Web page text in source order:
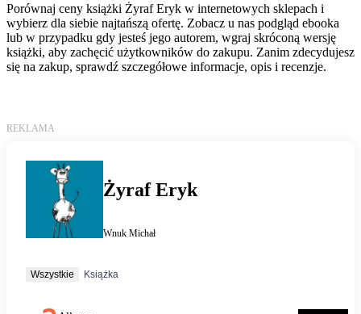
Porównaj ceny książki Żyraf Eryk w internetowych sklepach i
wybierz dla siebie najtańszą ofertę. Zobacz u nas podgląd ebooka
lub w przypadku gdy jesteś jego autorem, wgraj skróconą wersję
książki, aby zachęcić użytkowników do zakupu. Zanim zdecydujesz
się na zakup, sprawdź szczegółowe informacje, opis i recenzje.